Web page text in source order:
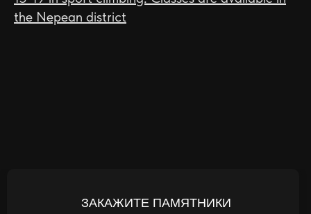
the Nepean district
ЗАКАЖИТЕ ПАМЯТНИКИ